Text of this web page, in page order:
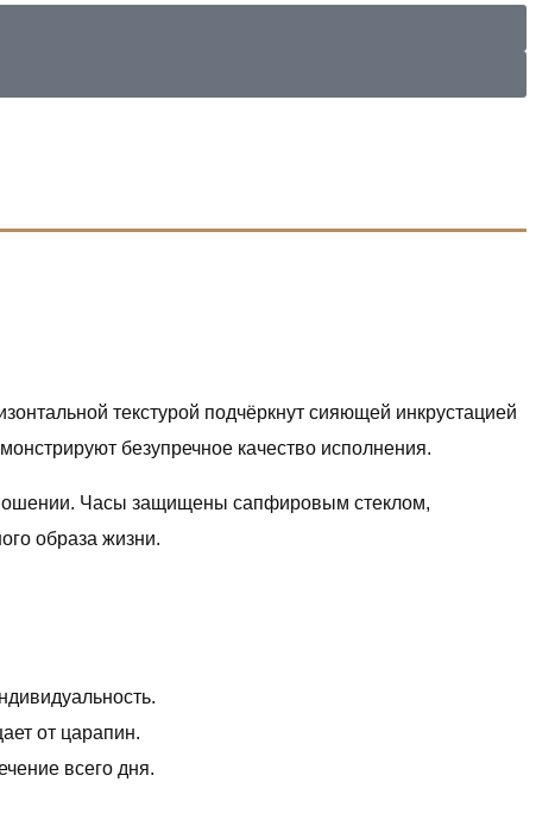
текстурой подчёркнут сияющей инкрустацией
безупречное качество исполнения.
ношении. Часы защищены сапфировым стеклом,
образа жизни.
от царапин.
всего дня.